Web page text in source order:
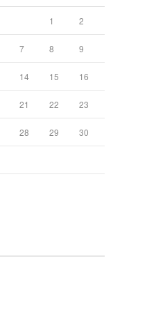
1 2
7 8 9
14 15 16
21 22 23
28 29 30